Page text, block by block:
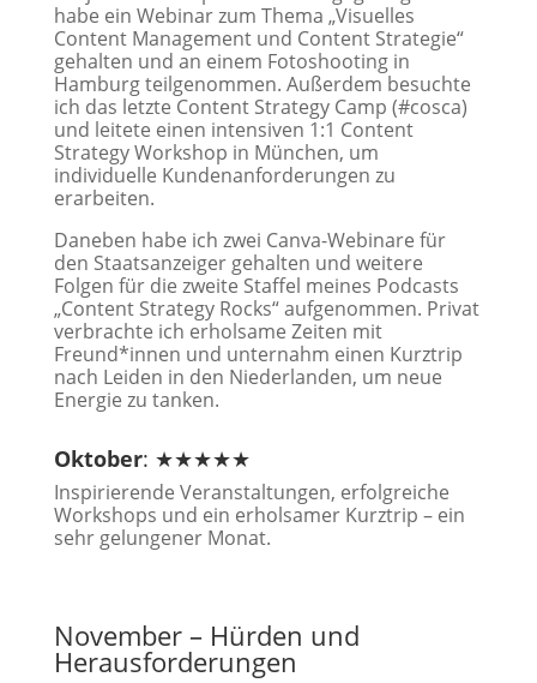
habe ein Webinar zum Thema „Visuelles
Content Management und Content Strategie“
gehalten und an einem Fotoshooting in
Hamburg teilgenommen. Außerdem besuchte
ich das letzte Content Strategy Camp (#cosca)
und leitete einen intensiven 1:1 Content
Strategy Workshop in München, um
individuelle Kundenanforderungen zu
erarbeiten.
Daneben habe ich zwei Canva-Webinare für
den Staatsanzeiger gehalten und weitere
Folgen für die zweite Staffel meines Podcasts
„Content Strategy Rocks“ aufgenommen. Privat
verbrachte ich erholsame Zeiten mit
Freund*innen und unternahm einen Kurztrip
nach Leiden in den Niederlanden, um neue
Energie zu tanken.
Oktober: ★★★★★
Inspirierende Veranstaltungen, erfolgreiche
Workshops und ein erholsamer Kurztrip – ein
sehr gelungener Monat.
November – Hürden und
Herausforderungen